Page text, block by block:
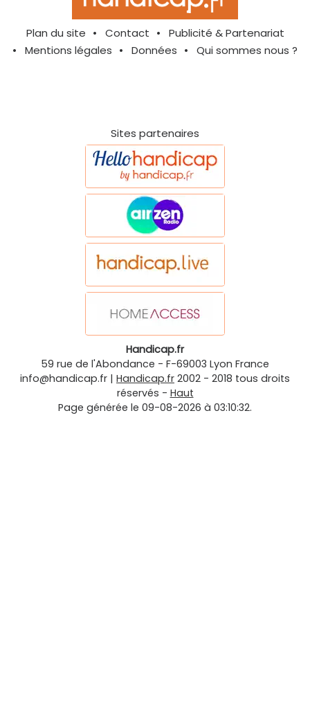
Plan du site Contact
Publicité & Partenariat
Mentions légales
Données Qui sommes nous ?
Sites partenaires
Handicap.fr
59 rue de l'Abondance - F-69003 Lyon France
info@handicap.fr | Handicap.fr 2002 - 2018 tous droits
réservés - Haut
Page générée le 09-08-2026 à 03:10:32.